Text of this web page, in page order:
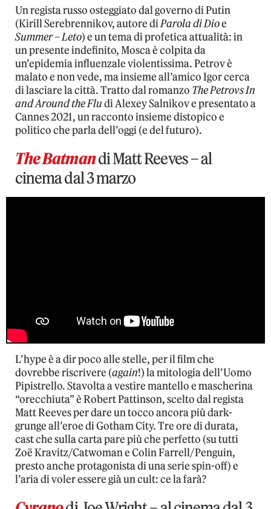
Un regista russo osteggiato dal governo di Putin
(Kirill Serebrennikov, autore diParola di Dioe
Summer – Leto) e un tema di profetica attualità: in
un presente indefinito, Mosca è colpita da
un’epidemia influenzale violentissima. Petrov è
malato e non vede, ma insieme all’amico Igor cerca
di lasciare la città. Tratto dal romanzo The Petrovs In
and Around the Fludi Alexey Salnikov e presentato a
Cannes 2021, un racconto insieme distopico e
politico che parla dell’oggi (e del futuro).
The Batmandi Matt Reeves – al
cinema dal 3 marzo
L’hype è a dir poco alle stelle, per il film che
dovrebbe riscrivere (again!) la mitologia dell’Uomo
Pipistrello. Stavolta a vestire mantello e mascherina
“orecchiuta” è Robert Pattinson, scelto dal regista
Matt Reeves per dare un tocco ancora più dark-
grunge all’eroe di Gotham City. Tre ore di durata,
cast che sulla carta pare più che perfetto (su tutti
Zoë Kravitz/Catwoman e Colin Farrell/Penguin,
presto anche protagonista di una serie spin-off) e
l’aria di voler essere già un cult: ce la farà?